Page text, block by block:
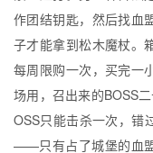
作团结钥匙，然后找血
子才能拿到松木魔杖。
每周限购一次，买完一
场用，召出来的BOSS
OSS只能击杀一次，错
——只有占了城堡的血